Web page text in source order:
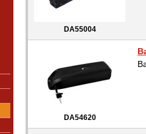
DA55004
DA54620